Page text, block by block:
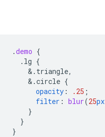
.demo {
.lg {
& .triangle,
& .circle {
opacity : .25 ;
filter : blur(25px
}
}
}